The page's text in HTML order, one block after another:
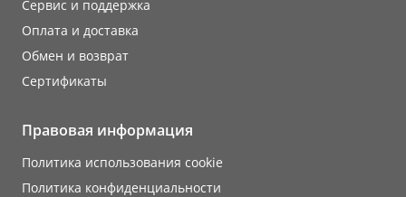
Сервис и поддержка
Оплата и доставка
Обмен и возврат
Сертификаты
Правовая информация
Политика использования cookie
Политика конфиденциальности